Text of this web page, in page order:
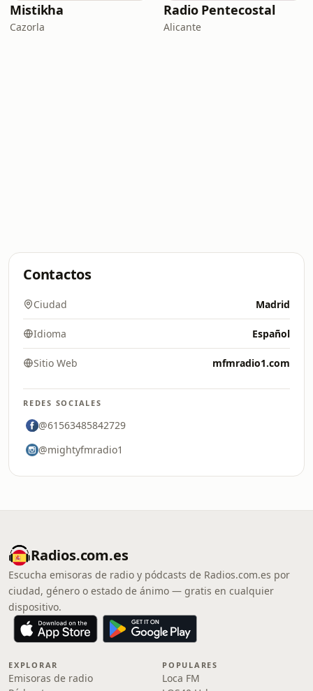
Mistikha
Cazorla
Radio Pentecostal
Alicante
Contactos
Ciudad Madrid
Idioma Español
Sitio Web mfmradio1.com
REDES SOCIALES
@61563485842729
@mightyfmradio1
Radios.com.es
Escucha emisoras de radio y pódcasts de Radios.com.es por
ciudad, género o estado de ánimo — gratis en cualquier
dispositivo.
EXPLORAR
Emisoras de radio
POPULARES
Loca FM